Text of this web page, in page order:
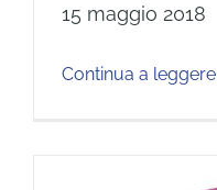
15 maggio 2018
Continua a leggere